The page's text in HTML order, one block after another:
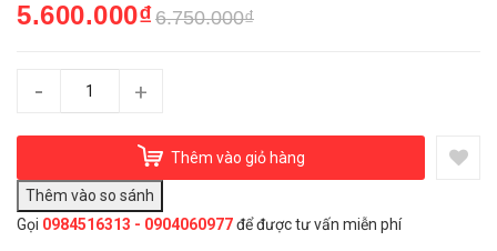
5.600.000₫6.750.000₫
- +
Thêm vào giỏ hàng
Gọi 0984516313 - 0904060977để được tư vấn miễn phí